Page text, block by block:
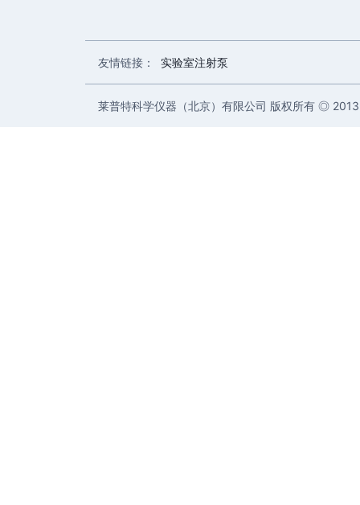
友情链接： 实验室注射泵
莱普特科学仪器（北京）有限公司 版权所有 ◎